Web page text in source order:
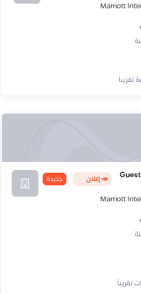
Marriott
📣 إعلان جديدة
Marriott